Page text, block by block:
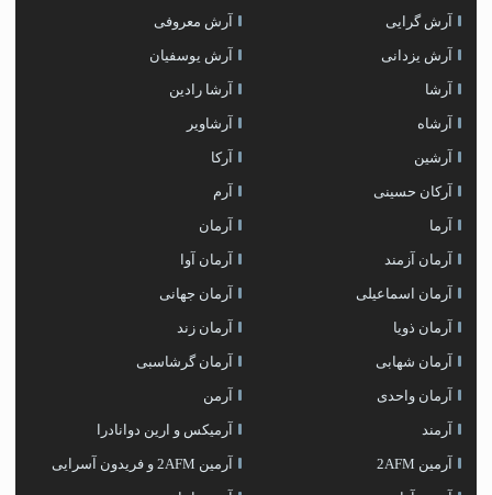
آرش گرایی آرش معروفی
آرش یزدانی آرش یوسفیان
آرشا آرشا رادین
آرشاه آرشاویر
آرشین آرکا
آرکان حسینی آرم
آرما آرمان
آرمان آزمند آرمان آوا
آرمان اسماعیلی آرمان جهانی
آرمان ذویا آرمان زند
آرمان شهابی آرمان گرشاسبی
آرمان واحدی آرمن
آرمند آرمیکس و ارین دوانادرا
آرمین 2AFM آرمین 2AFM و فریدون آسرایی